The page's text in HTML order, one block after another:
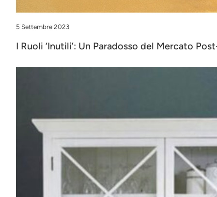
5 Settembre 2023
I Ruoli ‘Inutili’: Un Paradosso del Mercato